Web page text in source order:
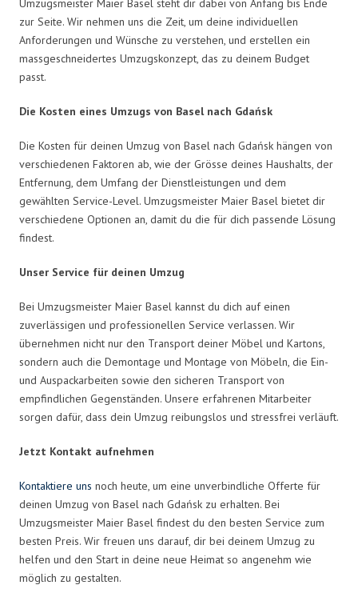
Umzugsmeister Maier Basel steht dir dabei von Anfang bis Ende
zur Seite. Wir nehmen uns die Zeit, um deine individuellen
Anforderungen und Wünsche zu verstehen, und erstellen ein
massgeschneidertes Umzugskonzept, das zu deinem Budget
passt.
Die Kosten eines Umzugs von Basel nach Gdańsk
Die Kosten für deinen Umzug von Basel nach Gdańsk hängen von
verschiedenen Faktoren ab, wie der Grösse deines Haushalts, der
Entfernung, dem Umfang der Dienstleistungen und dem
gewählten Service-Level. Umzugsmeister Maier Basel bietet dir
verschiedene Optionen an, damit du die für dich passende Lösung
findest.
Unser Service für deinen Umzug
Bei Umzugsmeister Maier Basel kannst du dich auf einen
zuverlässigen und professionellen Service verlassen. Wir
übernehmen nicht nur den Transport deiner Möbel und Kartons,
sondern auch die Demontage und Montage von Möbeln, die Ein-
und Auspackarbeiten sowie den sicheren Transport von
empfindlichen Gegenständen. Unsere erfahrenen Mitarbeiter
sorgen dafür, dass dein Umzug reibungslos und stressfrei verläuft.
Jetzt Kontakt aufnehmen
Kontaktiere uns noch heute, um eine unverbindliche Offerte für
deinen Umzug von Basel nach Gdańsk zu erhalten. Bei
Umzugsmeister Maier Basel findest du den besten Service zum
besten Preis. Wir freuen uns darauf, dir bei deinem Umzug zu
helfen und den Start in deine neue Heimat so angenehm wie
möglich zu gestalten.